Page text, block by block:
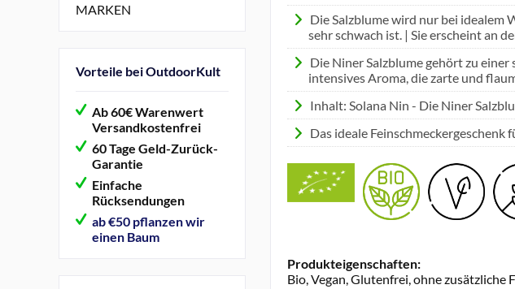
MARKEN
Vorteile bei OutdoorKult
Ab 60€ Warenwert
Versandkostenfrei
60 Tage Geld-Zurück-
Garantie
Einfache
Rücksendungen
ab €50 pflanzen wir
einen Baum
Die Salzblume wird nur bei idealem
sehr schwach ist. | Sie erscheint an
Die Niner Salzblume gehört zu einer
intensives Aroma, die zarte und
Inhalt: Solana Nin - Die Niner
Das ideale Feinschmeckergeschenk
Produkteigenschaften:
Bio, Vegan, Glutenfrei, ohne